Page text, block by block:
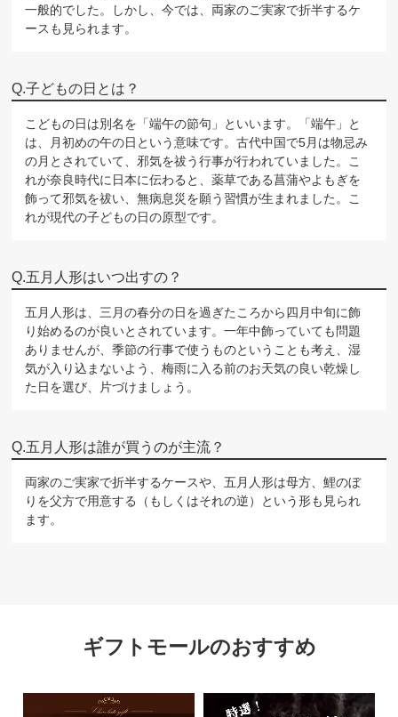
一般的でした。しかし、今では、両家のご実家で折半するケ
ースも見られます。
子どもの日とは？
こどもの日は別名を「端午の節句」といいます。「端午」と
は、月初めの午の日という意味です。古代中国で5月は物忌み
の月とされていて、邪気を祓う行事が行われていました。こ
れが奈良時代に日本に伝わると、薬草である菖蒲やよもぎを
飾って邪気を祓い、無病息災を願う習慣が生まれました。こ
れが現代の子どもの日の原型です。
五月人形はいつ出すの？
五月人形は、三月の春分の日を過ぎたころから四月中旬に飾
り始めるのが良いとされています。一年中飾っていても問題
ありませんが、季節の行事で使うものということも考え、湿
気が入り込まないよう、梅雨に入る前のお天気の良い乾燥し
た日を選び、片づけましょう。
五月人形は誰が買うのが主流？
両家のご実家で折半するケースや、五月人形は母方、鯉のぼ
りを父方で用意する（もしくはそれの逆）という形も見られ
ます。
ギフトモールのおすすめ